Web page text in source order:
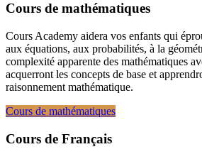
Cours de mathématiques
Cours Academy aidera vos enfants qui
aux équations, aux probabilités, à la
complexité apparente des mathématiques
acquerront les concepts de base et
raisonnement mathématique.
Cours de mathématiques
Cours de Français